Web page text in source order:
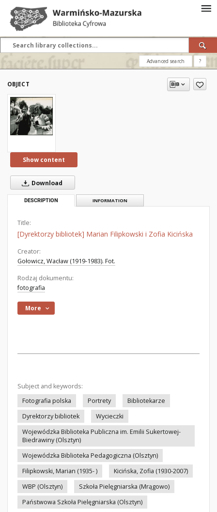
Advanced search ?
OBJECT
Show content
Download
DESCRIPTION INFORMATION
Title:
[Dyrektorzy bibliotek] Marian Filipkowski i Zofia Kicińska
Creator:
Gołowicz, Wacław (1919-1983). Fot.
Rodzaj dokumentu:
fotografia
More
Subject and keywords:
Fotografia polska
Portrety
Bibliotekarze
Dyrektorzy bibliotek
Wycieczki
Wojewódzka Biblioteka Publiczna im. Emilii Sukertowej-
Biedrawiny (Olsztyn)
Wojewódzka Biblioteka Pedagogiczna (Olsztyn)
Filipkowski, Marian (1935- )
Kicińska, Zofia (1930-2007)
WBP (Olsztyn)
Szkoła Pielęgniarska (Mrągowo)
Państwowa Szkoła Pielęgniarska (Olsztyn)